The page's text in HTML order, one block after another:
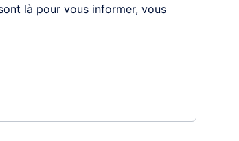
là pour vous informer, vous